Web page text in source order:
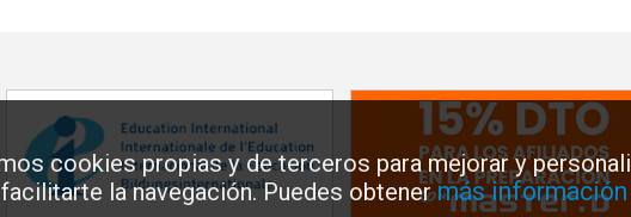
cookies propias y de terceros para mejorar y
facilitarte la navegación. Puedes obtenermás